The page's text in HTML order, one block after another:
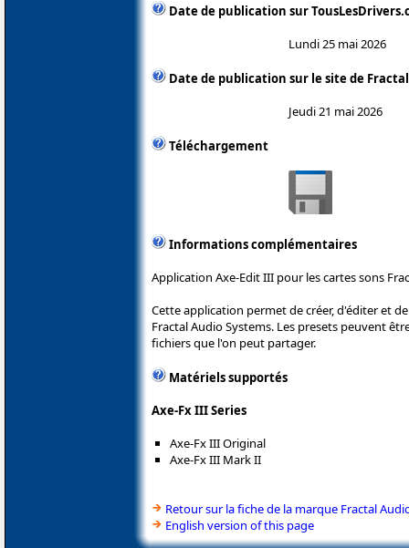
Date de publication sur
Lundi 25 mai 2026
Date de publication sur le site de
Jeudi 21 mai 2026
Téléchargement
Informations complémentaires
Application Axe-Edit III pour les cartes sons
Cette application permet de créer, d'éditer et
Fractal Audio Systems. Les presets peuvent
fichiers que l'on peut partager.
Matériels supportés
Axe-Fx III Series
Axe-Fx III Original
Axe-Fx III Mark II
Retour sur la fiche de la marque Fractal
English version of this page